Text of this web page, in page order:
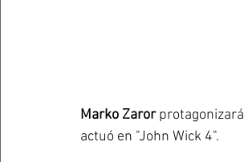
Marko Zaror protagonizará
actuó en "John Wick 4".